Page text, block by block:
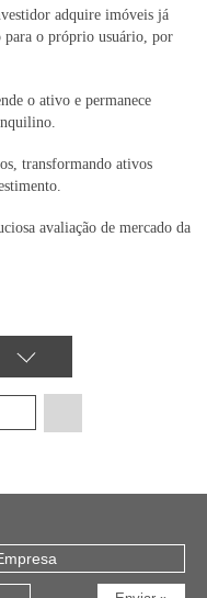
adquire imóveis já
para o próprio usuário, por
o ativo e permanece
transformando ativos
avaliação de mercado da